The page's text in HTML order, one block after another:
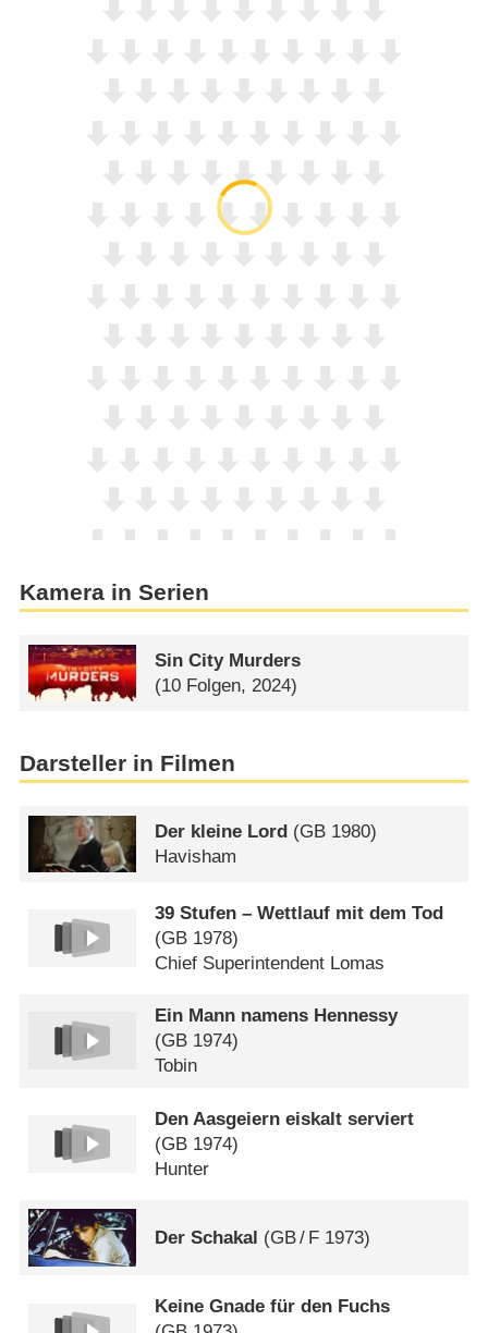
Kamera in Serien
Sin City Murders
(10 Folgen, 2024)
Darsteller in Filmen
Der kleine Lord (GB 1980)
Havisham
39 Stufen – Wettlauf mit dem Tod
(GB 1978)
Chief Superintendent Lomas
Ein Mann namens Hennessy
(GB 1974)
Tobin
Den Aasgeiern eiskalt serviert
(GB 1974)
Hunter
Der Schakal (GB/ F 1973)
Keine Gnade für den Fuchs